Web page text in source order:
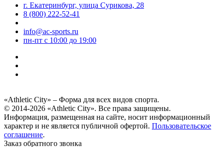
г. Екатеринбург, улица Сурикова, 28
8 (800) 222-52-41
info@ac-sports.ru
пн-пт c 10:00 до 19:00
«Athletic City» – Форма для всех видов спорта.
© 2014-2026 «Athletic City». Все права защищены.
Информация, размещенная на сайте, носит информационный
характер и не является публичной офертой. Пользовательское
соглашение.
Заказ обратного звонка